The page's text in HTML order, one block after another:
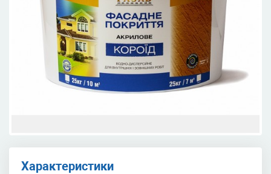
Характеристики